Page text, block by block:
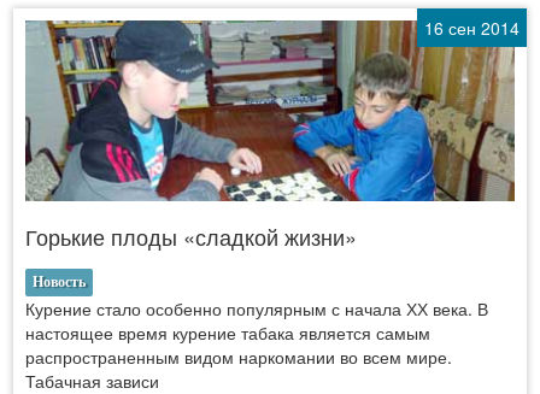
16 сен 2014
Горькие плоды «сладкой жизни»
Новость
Курение стало особенно популярным с начала ХХ века. В
настоящее время курение табака является самым
распространенным видом наркомании во всем мире.
Табачная зависи